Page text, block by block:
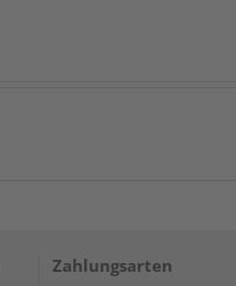
Zahlungsarten